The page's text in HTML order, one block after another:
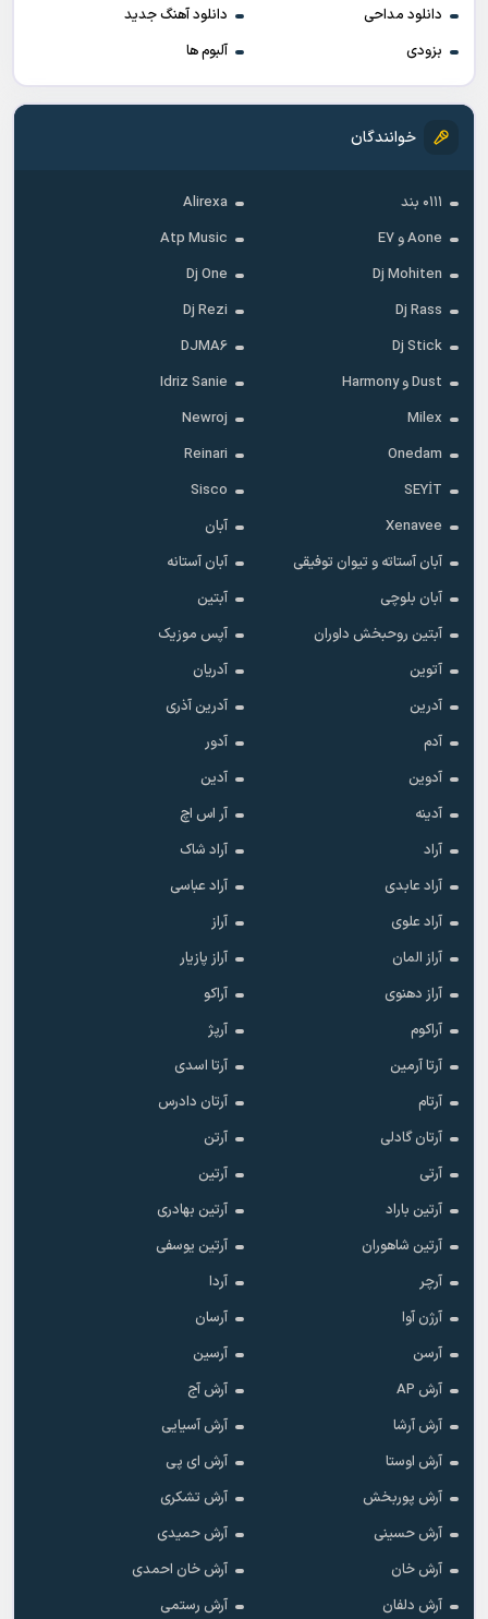
دانلود مداحی
دانلود آهنگ جدید
بزودی
آلبوم ها
خوانندگان
۰۱۱۱ بند
Alirexa
Aone و E7
Atp Music
Dj Mohiten
Dj One
Dj Rass
Dj Rezi
Dj Stick
DJMA6
Dust و Harmony
Idriz Sanie
Milex
Newroj
Onedam
Reinari
SEYİT
Sisco
Xenavee
آبان
آبان آستاته و تیوان توفیقی
آبان آستانه
آبان بلوچی
آبتین
آبتین روحبخش داوران
آپس موزیک
آتوین
آدریان
آدرین
آدرین آذری
آدم
آدور
آدوین
آدین
آدینه
آر اس اچ
آراد
آراد شاک
آراد عابدی
آراد عباسی
آراد علوی
آراز
آراز المان
آراز پازیار
آراز دهنوی
آراکو
آراکوم
آرپژ
آرتا آرمین
آرتا اسدی
آرتام
آرتان دادرس
آرتان گادلی
آرتن
آرتی
آرتین
آرتین باراد
آرتین بهادری
آرتین شاهوران
آرتین یوسفی
آرچر
آردا
آرژن آوا
آرسان
آرسن
آرسین
آرش AP
آرش آج
آرش آرشا
آرش آسیایی
آرش اوستا
آرش ای پی
آرش پوربخش
آرش تشکری
آرش حسینی
آرش حمیدی
آرش خان
آرش خان احمدی
آرش دلفان
آرش رستمى